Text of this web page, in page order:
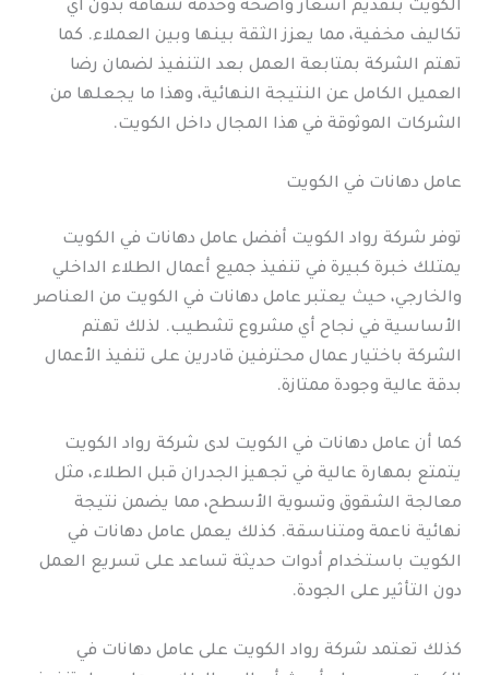
الكويت بتقديم أسعار واضحة وخدمة شفافة بدون أي
تكاليف مخفية، مما يعزز الثقة بينها وبين العملاء. كما
تهتم الشركة بمتابعة العمل بعد التنفيذ لضمان رضا
العميل الكامل عن النتيجة النهائية، وهذا ما يجعلها من
الشركات الموثوقة في هذا المجال داخل الكويت.
عامل دهانات في الكويت
توفر شركة رواد الكويت أفضل عامل دهانات في الكويت
يمتلك خبرة كبيرة في تنفيذ جميع أعمال الطلاء الداخلي
والخارجي، حيث يعتبر عامل دهانات في الكويت من العناصر
الأساسية في نجاح أي مشروع تشطيب. لذلك تهتم
الشركة باختيار عمال محترفين قادرين على تنفيذ الأعمال
بدقة عالية وجودة ممتازة.
كما أن عامل دهانات في الكويت لدى شركة رواد الكويت
يتمتع بمهارة عالية في تجهيز الجدران قبل الطلاء، مثل
معالجة الشقوق وتسوية الأسطح، مما يضمن نتيجة
نهائية ناعمة ومتناسقة. كذلك يعمل عامل دهانات في
الكويت باستخدام أدوات حديثة تساعد على تسريع العمل
دون التأثير على الجودة.
كذلك تعتمد شركة رواد الكويت على عامل دهانات في